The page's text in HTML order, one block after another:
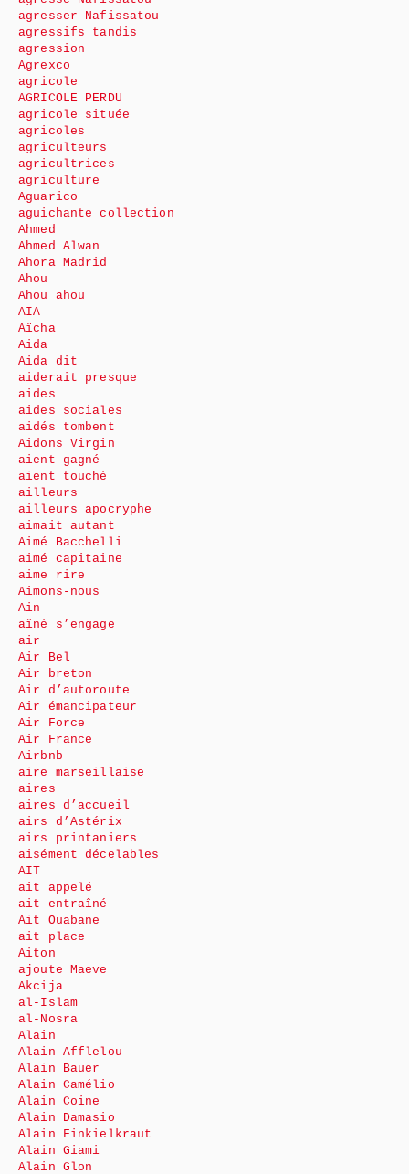
agresser Nafissatou
agressifs tandis
agression
Agrexco
agricole
AGRICOLE PERDU
agricole située
agricoles
agriculteurs
agricultrices
agriculture
Aguarico
aguichante collection
Ahmed
Ahmed Alwan
Ahora Madrid
Ahou
Ahou ahou
AIA
Aïcha
Aida
Aida dit
aiderait presque
aides
aides sociales
aidés tombent
Aidons Virgin
aient gagné
aient touché
ailleurs
ailleurs apocryphe
aimait autant
Aimé Bacchelli
aimé capitaine
aime rire
Aimons-nous
Ain
aîné s’engage
air
Air Bel
Air breton
Air d’autoroute
Air émancipateur
Air Force
Air France
Airbnb
aire marseillaise
aires
aires d’accueil
airs d’Astérix
airs printaniers
aisément décelables
AIT
ait appelé
ait entraîné
Ait Ouabane
ait place
Aiton
ajoute Maeve
Akcija
al-Islam
al-Nosra
Alain
Alain Afflelou
Alain Bauer
Alain Camélio
Alain Coine
Alain Damasio
Alain Finkielkraut
Alain Giami
Alain Glon